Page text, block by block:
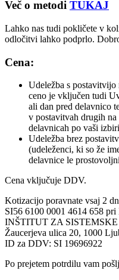
Več o metodi TUKAJ
Lahko nas tudi pokličete v
odločitvi lahko podprlo.
Cena:
Udeležba s
ceno je vključen tudi
ali dan pred delavnico
v postavitvah drugih
delavnicah po vaši
Udeležba brez
(udeleženci, ki so že
delavnice le
Cena vključuje DDV.
Kotizacijo poravnate vsaj 2
SI56 6100 0001 4614 658
INŠTITUT ZA
Žaucerjeva ulica 20, 1000
ID za DDV: SI 19696922
Po prejetem potrdilu vam